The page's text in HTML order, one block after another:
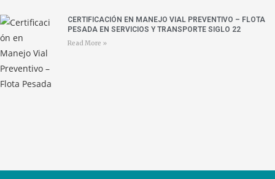
CERTIFICACIÓN EN MANEJO VIAL PREVENTIVO – FLOTA
PESADA EN SERVICIOS Y TRANSPORTE SIGLO 22
Read More »